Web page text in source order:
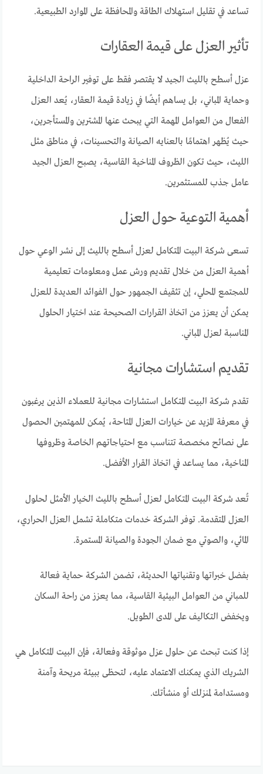
تساعد في تقليل استهلاك الطاقة والمحافظة على الموارد الطبيعية.
تأثير العزل على قيمة العقارات
عزل أسطح بالليث الجيد لا يقتصر فقط على توفير الراحة الداخلية
وحماية المباني، بل يساهم أيضًا في زيادة قيمة العقار، يُعد العزل
الفعال من العوامل المهمة التي يبحث عنها المشترين والمستأجرين،
حيث يُظهر اهتمامًا بالعنايه الصيانة والتحسينات، في مناطق مثل
الليث، حيث تكون الظروف المناخية القاسية، يصبح العزل الجيد
عامل جذب للمستثمرين.
أهمية التوعية حول العزل
تسعى شركة البيت المتكامل لعزل أسطح بالليث إلى نشر الوعي حول
أهمية العزل من خلال تقديم ورش عمل ومعلومات تعليمية
للمجتمع المحلي، إن تثقيف الجمهور حول الفوائد العديدة للعزل
يمكن أن يعزز من اتخاذ القرارات الصحيحة عند اختيار الحلول
المناسبة لعزل المباني.
تقديم استشارات مجانية
تقدم شركة البيت المتكامل استشارات مجانية للعملاء الذين يرغبون
في معرفة المزيد عن خيارات العزل المتاحة، يُمكن للمهتمين الحصول
على نصائح مخصصة تتناسب مع احتياجاتهم الخاصة وظروفها
المناخية، مما يساعد في اتخاذ القرار الأفضل.
تُعد شركة البيت المتكامل لعزل أسطح بالليث الخيار الأمثل لحلول
العزل المتقدمة. توفر الشركة خدمات متكاملة تشمل العزل الحراري،
المائي، والصوتي مع ضمان الجودة والصيانة المستمرة.
بفضل خبراتها وتقنياتها الحديثة، تضمن الشركة حماية فعالة
للمباني من العوامل البيئية القاسية، مما يعزز من راحة السكان
ويخفض التكاليف على المدى الطويل.
إذا كنت تبحث عن حلول عزل موثوقة وفعالة، فإن البيت المتكامل هي
الشريك الذي يمكنك الاعتماد عليه، لتحظى ببيئة مريحة وآمنة
ومستدامة لمنزلك أو منشأتك.